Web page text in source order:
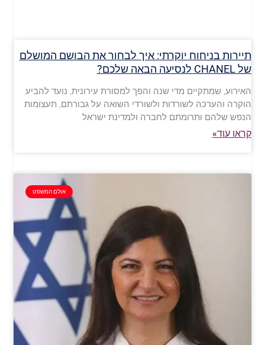
תיירות בניחוח יוקרתי: איך לבחור את הבושם המושלם
של CHANEL לנסיעה הבאה שלכם?
האירוע, שמתקיים מדי שנה והפך למסורת עירונית, נועד להביע
הוקרה והערכה לשורדות ולשורדי השואה על גבורתם, תעצומות
הנפש שלהם ותרומתם לחברה ולמדינת ישראל
קראו עוד»
אולם המשפט